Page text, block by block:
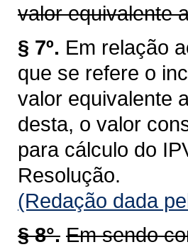
valor equivalente
§ 7º. Em relação
que se refere o
valor equivalente
desta, o valor
para cálculo do
Resolução.
(Redação dada
§ 8°. Em sendo